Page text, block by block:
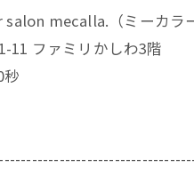
mecalla.（ミーカラー
11 ファミリかしわ3階